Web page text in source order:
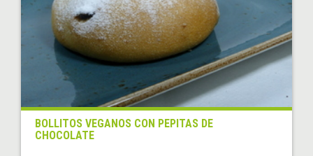
BOLLITOS VEGANOS CON PEPITAS DE
CHOCOLATE